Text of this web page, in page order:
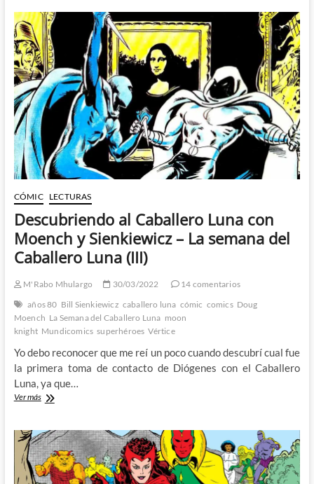
Moench
y
Sienkiewicz
–
La
semana
del
Caballero
Luna
(IV)
CÓMIC LECTURAS
Descubriendo al Caballero Luna con
Moench y Sienkiewicz – La semana del
Caballero Luna (III)
M'Rabo Mhulargo 30/03/2022
14 comentarios
años 80 Bill Sienkiewicz caballero luna cómic comics Doug
Moench La Semana del Caballero Luna moon
knight Mundicomics superhéroes Vértice
Yo debo reconocer que me reí un poco cuando descubrí cual fue
la primera toma de contacto de Diógenes con el Caballero
Luna, ya que…
Ver másDescubriendo
Luna
con
Moench
y